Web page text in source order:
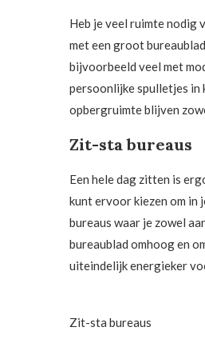
Heb je veel ruimte nodig
met een groot
bijvoorbeeld veel met
persoonlijke spulletjes in
opbergruimte blijven
Zit-sta bureaus
Een hele dag zitten is
kunt ervoor kiezen om in
bureaus waar je zowel
bureaublad omhoog en
uiteindelijk energieker
Zit-sta bureaus